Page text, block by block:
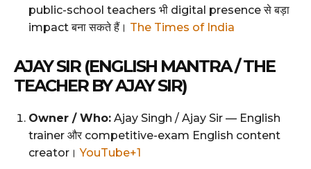
public-school teachers भी digital presence से बड़ा
impact बना सकते हैं। The Times of India
AJAY SIR (ENGLISH MANTRA / THE
TEACHER BY AJAY SIR)
Owner / Who: Ajay Singh / Ajay Sir — English
trainer और competitive-exam English content
creator। YouTube+1